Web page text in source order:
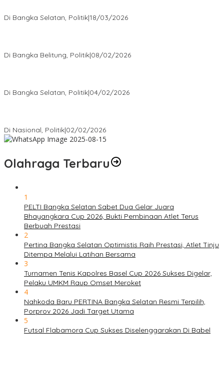
Di Bangka Selatan, Politik|18/03/2026
Di Bangka Belitung, Politik|08/02/2026
Di Bangka Selatan, Politik|04/02/2026
Di Nasional, Politik|02/02/2026
Olahraga Terbaru
1
PELTI Bangka Selatan Sabet Dua Gelar Juara
Bhayangkara Cup 2026, Bukti Pembinaan Atlet Terus
Berbuah Prestasi
2
Pertina Bangka Selatan Optimistis Raih Prestasi, Atlet Tinju
Ditempa Melalui Latihan Bersama
3
Turnamen Tenis Kapolres Basel Cup 2026 Sukses Digelar,
Pelaku UMKM Raup Omset Meroket
4
Nahkoda Baru PERTINA Bangka Selatan Resmi Terpilih,
Porprov 2026 Jadi Target Utama
5
Futsal Flabamora Cup Sukses Diselenggarakan Di Babel